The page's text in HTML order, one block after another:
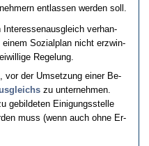
ent­las­sen wer­den soll.
In­ter­es­sen­aus­gleich ver­han­
So­zi­al­plan nicht er­zwin­
Re­ge­lung.
vor der Um­set­zung ei­ner Be­
zu un­ter­neh­men.
ge­bil­de­ten Ei­ni­gungs­stel­le
muss (wenn auch oh­ne Er­